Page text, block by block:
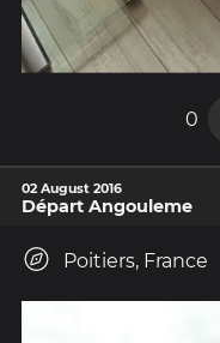
0
02 August 2016
Départ Angouleme
Poitiers, France